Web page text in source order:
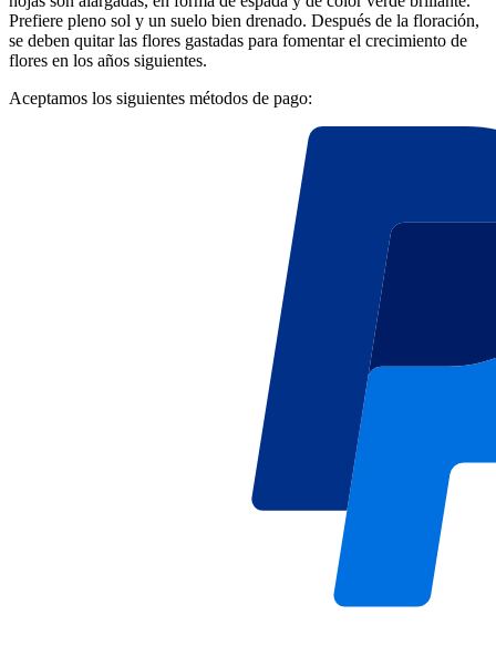
Prefiere pleno sol y un suelo bien drenado. Después de la floración,
se deben quitar las flores gastadas para fomentar el crecimiento de
flores en los años siguientes.
Aceptamos los siguientes métodos de pago: